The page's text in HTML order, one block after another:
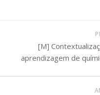
[M]
aprendizagem de